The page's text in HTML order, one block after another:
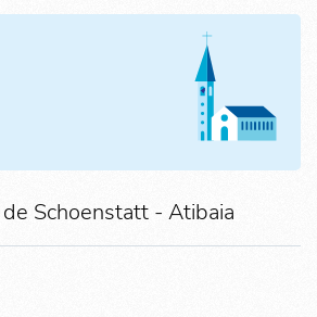
Schoenstatt - Atibaia